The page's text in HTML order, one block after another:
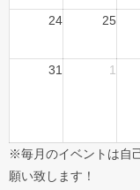
24 25
31 1
※毎月のイベントは自
願い致します！